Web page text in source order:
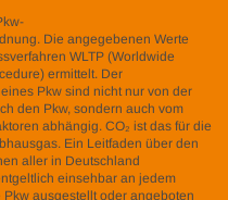
Die angegebenen Werte
WLTP (Worldwide
ermittelt. Der
Pkw sind nicht nur von der
den Pkw, sondern auch vom
abhängig. CO₂ ist das für die
Ein Leitfaden über den
aller in Deutschland
einsehbar an jedem
ausgestellt oder angeboten